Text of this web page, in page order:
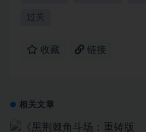
过关
收藏 链接
相关文章